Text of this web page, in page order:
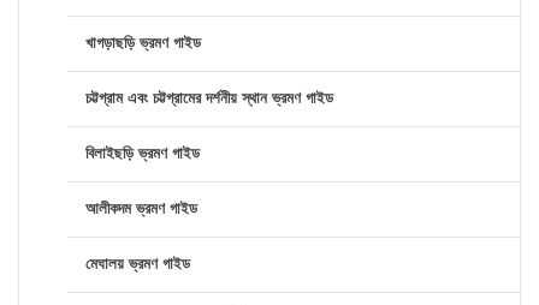
খাগড়াছড়ি ভ্রমণ গাইড
চট্টগ্রাম এবং চট্টগ্রামের দর্শনীয় স্থান ভ্রমণ গাইড
বিলাইছড়ি ভ্রমণ গাইড
আলীকদম ভ্রমণ গাইড
মেঘালয় ভ্রমণ গাইড